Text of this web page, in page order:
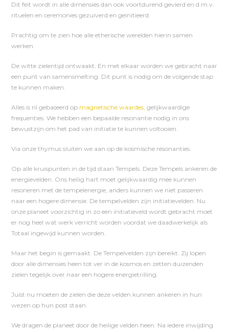
Dit feit wordt in alle dimensies dan ook voortdurend gevierd en d.m.v.
rituelen en ceremonies gezuiverd en geïnitieerd.
Prachtig om te zien hoe alle etherische werelden hierin samen
werken.
De witte zielentijd ontwaakt. En met elkaar worden we gebracht naar
een punt van samensmelting. Dit punt is nodig om de volgende stap
te kunnen maken.
Alles is nl gebaseerd op magnetische waardes, gelijkwaardige
frequenties. We hebben een bepaalde resonantie nodig in ons
bewustzijn om het pad van initiatie te kunnen voltooien.
Via onze thymus sluiten we aan op de kosmische resonanties.
Op alle kruispunten in de tijd staan Tempels. Deze Tempels ankeren de
energievelden. Ons heilig hart moet gelijkwaardig mee kunnen
resoneren met de tempelenergie, anders kunnen we niet passeren
naar een hogere dimensie. De tempelvelden zijn initiatievelden. Nu
onze planeet voorzichtig in zo een initiatieveld wordt gebracht moet
er nog heel wat werk verricht worden voordat we daadwerkelijk als
Totaal ingewijd kunnen worden.
Maar het begin is gemaakt. De Tempelvelden zijn bereikt. Zij lopen
door alle dimensies heen tot ver in de kosmos en zetten duizenden
zielen tegelijk over naar een hogere energietrilling.
Juist nu moeten de zielen die deze velden kunnen ankeren in hun
wezen op hun post staan.
We dragen de planeet door de heilige velden heen. Na iedere inwijding